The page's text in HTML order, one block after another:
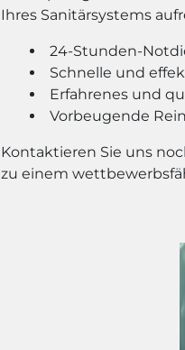
Ihres Sanitärsystems
24-Stunden-
Schnelle und
Erfahrenes und
Vorbeugende
Kontaktieren Sie uns
zu einem